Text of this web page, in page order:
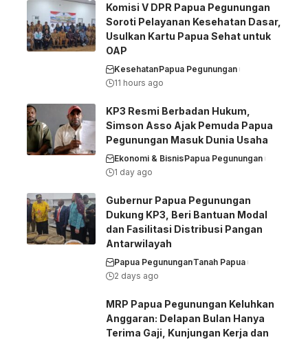
Komisi V DPR Papua Pegunungan
Soroti Pelayanan Kesehatan Dasar,
Usulkan Kartu Papua Sehat untuk
OAP
KesehatanPapua Pegunungan
11 hours ago
KP3 Resmi Berbadan Hukum,
Simson Asso Ajak Pemuda Papua
Pegunungan Masuk Dunia Usaha
Ekonomi & BisnisPapua Pegunungan
1 day ago
Gubernur Papua Pegunungan
Dukung KP3, Beri Bantuan Modal
dan Fasilitasi Distribusi Pangan
Antarwilayah
Papua PegununganTanah Papua
2 days ago
MRP Papua Pegunungan Keluhkan
Anggaran: Delapan Bulan Hanya
Terima Gaji, Kunjungan Kerja dan